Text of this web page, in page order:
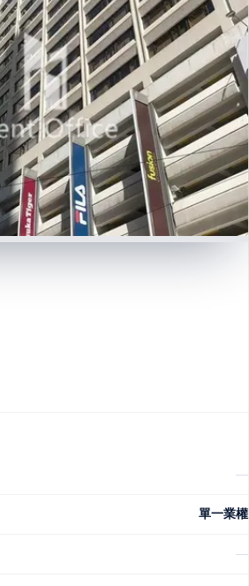
—
單一業權
—